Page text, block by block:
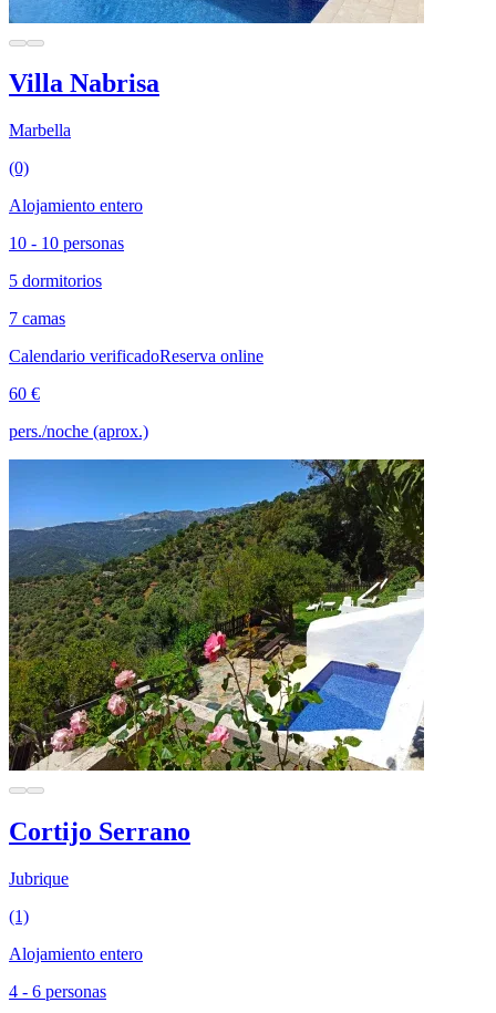
Villa Nabrisa
Marbella
(0)
Alojamiento entero
10 - 10 personas
5 dormitorios
7 camas
Calendario verificadoReserva online
60 €
pers./noche (aprox.)
Cortijo Serrano
Jubrique
(1)
Alojamiento entero
4 - 6 personas